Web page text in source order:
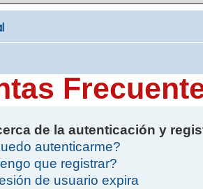
de la autenticación y
autenticarme?
que registrar?
de usuario expira